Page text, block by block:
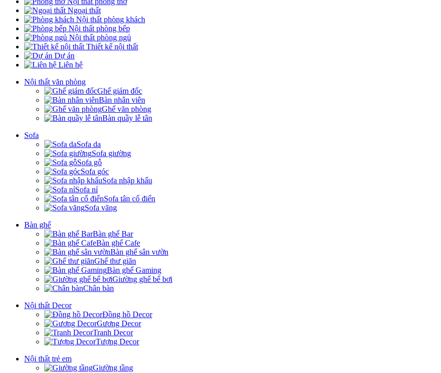
Ngoại thất
Nội thất phòng khách
Nội thất phòng bếp
Nội thất phòng ngủ
Thiết kế nội thất
Dự án
Liên hệ
Nội thất văn phòng
Ghế giám đốc
Bàn nhân viên
Ghế văn phòng
Bàn quầy lễ tân
Sofa
Sofa da
Sofa giường
Sofa gỗ
Sofa góc
Sofa nhập khẩu
Sofa nỉ
Sofa tân cổ điển
Sofa văng
Bàn ghế
Bàn ghế Bar
Bàn ghế Cafe
Bàn ghế sân vườn
Ghế thư giãn
Bàn ghế Gaming
Giường ghế bể bơi
Chân bàn
Nội thất Decor
Đồng hồ Decor
Gương Decor
Tranh Decor
Tượng Decor
Nội thất trẻ em
Giường tầng